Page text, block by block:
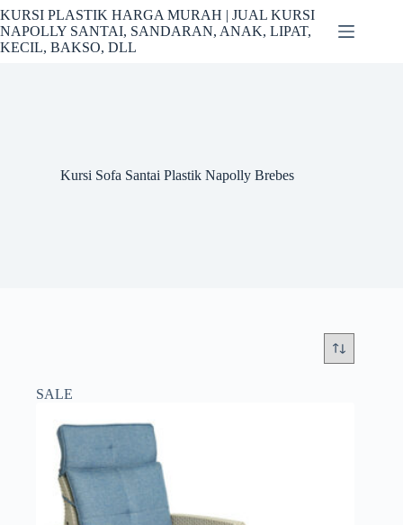
Skip
to
content
KURSI PLASTIK HARGA MURAH | JUAL KURSI
NAPOLLY SANTAI, SANDARAN, ANAK, LIPAT,
KECIL, BAKSO, DLL
Kursi Sofa Santai Plastik Napolly Brebes
SALE